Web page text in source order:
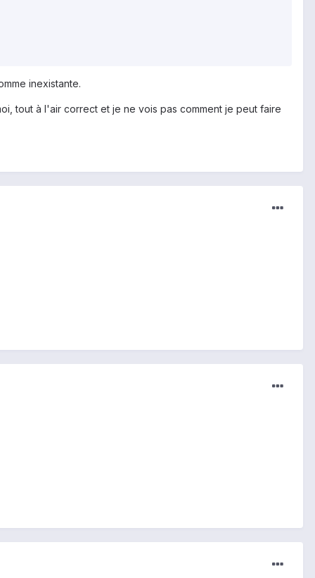
inexistante.
tout à l'air correct et je ne vois pas comment je peut faire